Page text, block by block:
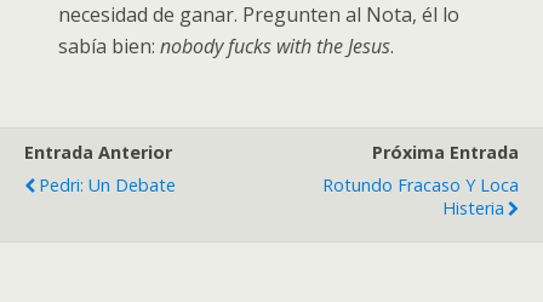
necesidad de ganar. Pregunten al Nota, él lo
sabía bien:nobody fucks with the Jesus.
Entrada Anterior
Pedri: Un Debate
Próxima Entrada
Rotundo Fracaso Y Loca
Histeria